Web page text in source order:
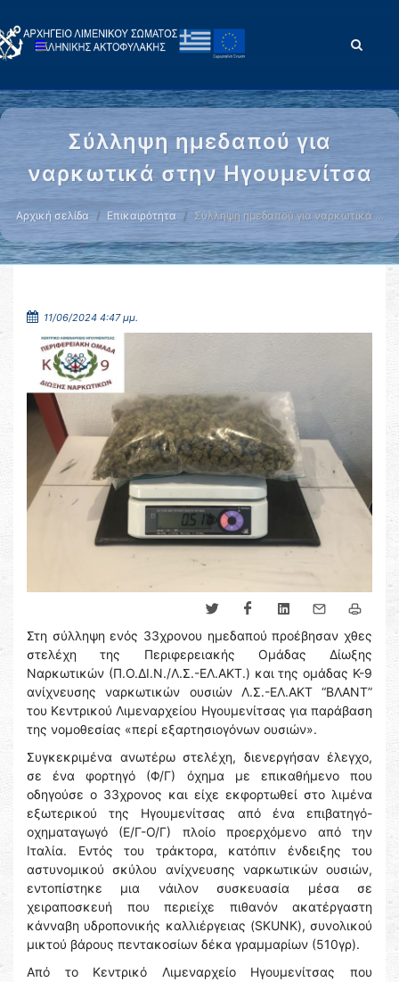
Σύλληψη ημεδαπού για
ναρκωτικά στην Ηγουμενίτσα
Αρχική σελίδα Επικαιρότητα Σύλληψη ημεδαπού για ναρκωτικά …
11/06/2024 4:47 μμ.
Στη σύλληψη ενός 33χρονου ημεδαπού προέβησαν χθες
στελέχη της Περιφερειακής Ομάδας Δίωξης
Ναρκωτικών (Π.Ο.ΔΙ.Ν./Λ.Σ.-ΕΛ.ΑΚΤ.) και της ομάδας Κ-9
ανίχνευσης ναρκωτικών ουσιών Λ.Σ.-ΕΛ.ΑΚΤ “ΒΛΑΝΤ”
του Κεντρικού Λιμεναρχείου Ηγουμενίτσας για παράβαση
της νομοθεσίας «περί εξαρτησιογόνων ουσιών».
Συγκεκριμένα ανωτέρω στελέχη, διενεργήσαν έλεγχο,
σε ένα φορτηγό (Φ/Γ) όχημα με επικαθήμενο που
οδηγούσε ο 33χρονος και είχε εκφορτωθεί στο λιμένα
εξωτερικού της Ηγουμενίτσας από ένα επιβατηγό-
οχηματαγωγό (Ε/Γ-Ο/Γ) πλοίο προερχόμενο από την
Ιταλία. Εντός του τράκτορα, κατόπιν ένδειξης του
αστυνομικού σκύλου ανίχνευσης ναρκωτικών ουσιών,
εντοπίστηκε μια νάιλον συσκευασία μέσα σε
χειραποσκευή που περιείχε πιθανόν ακατέργαστη
κάνναβη υδροπονικής καλλιέργειας (SKUNK), συνολικού
μικτού βάρους πεντακοσίων δέκα γραμμαρίων (510γρ).
Από το Κεντρικό Λιμεναρχείο Ηγουμενίτσας που